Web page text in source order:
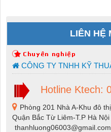
LIÊN HỆ
CÔNG TY TNHH KỸ
Hotline Ktech:
Phòng 201 Nhà A-Khu đô
Quận Bắc Từ Liêm-T.P Hà Nội
thanhluong06003@gmail.com